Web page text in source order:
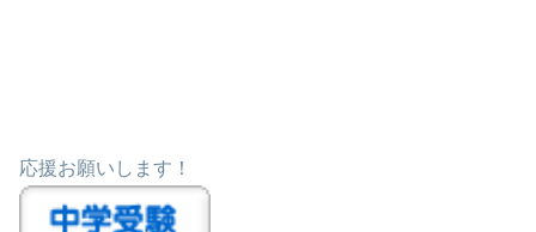
応援お願いします！